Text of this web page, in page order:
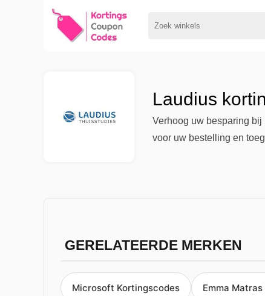
Laudius
Verhoog uw besparing
voor uw bestelling en
GERELATEERDE MERKEN
Microsoft Kortingscodes Emma